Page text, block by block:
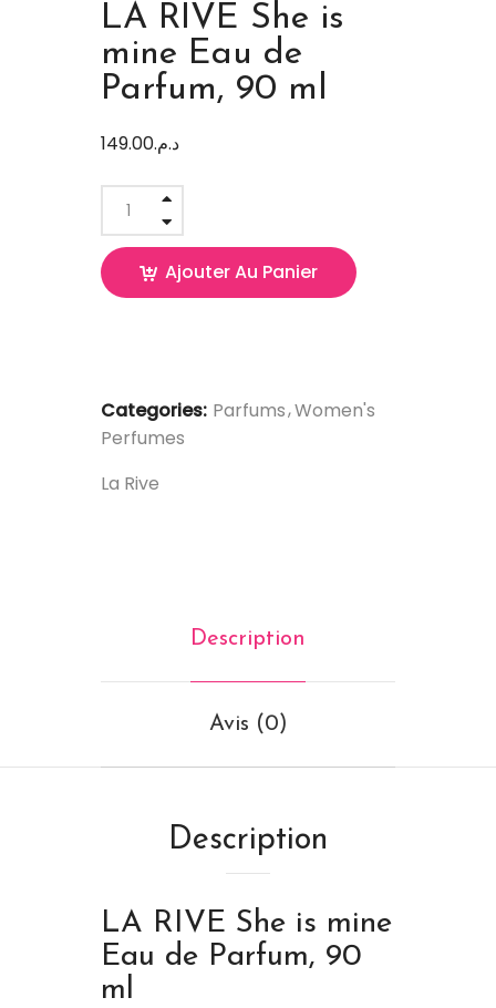
LA RIVE She is
mine Eau de
Parfum, 90 ml
د.م.149.00
Ajouter Au Panier
Categories: Parfums Women's
Perfumes
La Rive
Description
Avis (0)
Description
LA RIVE She is mine
Eau de Parfum, 90
ml